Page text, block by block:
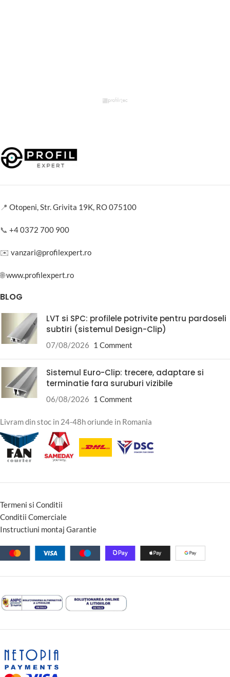
📍 Otopeni, Str. Grivita 19K, RO 075100
📞 +4 0372 700 900
✉️ vanzari@profilexpert.ro
🌐www.profilexpert.ro
BLOG
LVT si SPC: profilele potrivite pentru pardoseli
subtiri (sistemul Design-Clip)
07/08/2026 1 Comment
Sistemul Euro-Clip: trecere, adaptare si
terminatie fara suruburi vizibile
06/08/2026 1 Comment
Livram din stoc in 24-48h oriunde in Romania
Termeni si Conditii
Conditii Comerciale
Instructiuni montaj Garantie